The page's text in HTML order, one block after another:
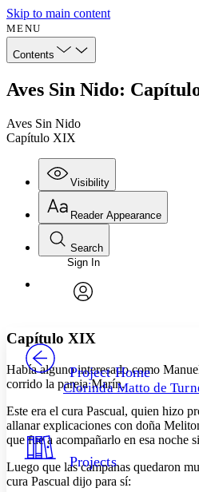
Skip to main content
MENU
Contents
Aves Sin Nido:
Aves Sin Nido
Capítulo XIX
Visibility
Annotations
Your highlights
Resources
Reader Appearance
Font
Font style
Decrease font size
Decrease font size
Color Scheme
Dark
Search
Enter search criteria
Search within:
PROJECT
Sign In
Project Home
Clorinda Matto de
Projects
Capítulo XIX
Había alguno interesado como
corrido la pareja Marín.
Este era el cura Pascual, quien hizo
allanar explicaciones con doña
que fue a acompañarlo en esa noche
Luego que las campanas quedaron
cura Pascual dijo para sí: